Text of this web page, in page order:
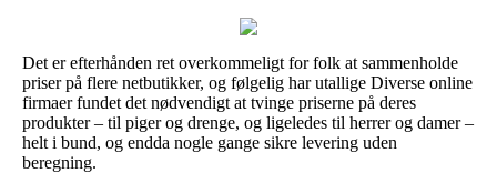
Det er efterhånden ret overkommeligt for folk at sammenholde
priser på flere netbutikker, og følgelig har utallige Diverse online
firmaer fundet det nødvendigt at tvinge priserne på deres
produkter – til piger og drenge, og ligeledes til herrer og damer –
helt i bund, og endda nogle gange sikre levering uden
beregning.